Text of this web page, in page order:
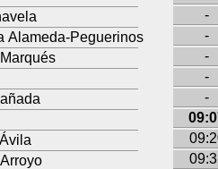
-
Alameda-Peguerinos
-
-
-
-